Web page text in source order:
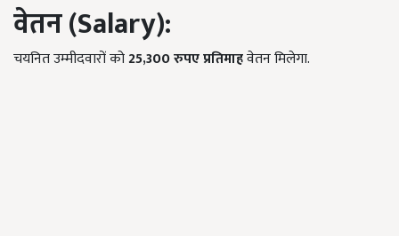
वेतन (Salary):
चयनित उम्मीदवारों को25,300रुपएप्रतिमाहवेतन मिलेगा.